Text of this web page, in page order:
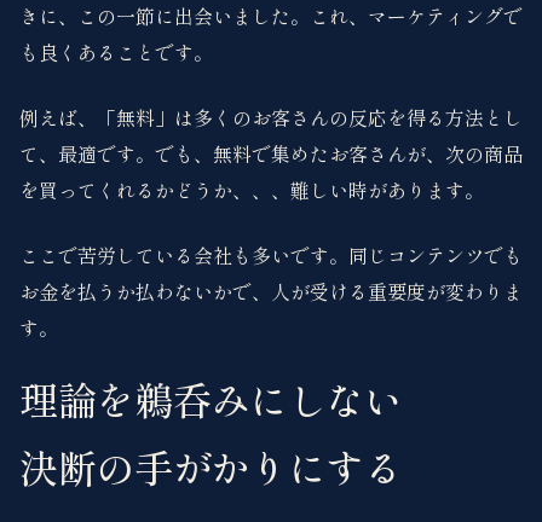
きに、この一節に出会いました。これ、マーケティングで
も良くあることです。
例えば、「無料」は多くのお客さんの反応を得る方法とし
て、最適です。でも、無料で集めたお客さんが、次の商品
を買ってくれるかどうか、、、難しい時があります。
ここで苦労している会社も多いです。同じコンテンツでも
お金を払うか払わないかで、人が受ける重要度が変わりま
す。
理論を鵜呑みにしない
決断の手がかりにする